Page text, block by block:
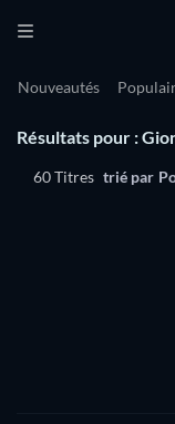
Nouveautés
Résultats pour :
60 Titres trié par